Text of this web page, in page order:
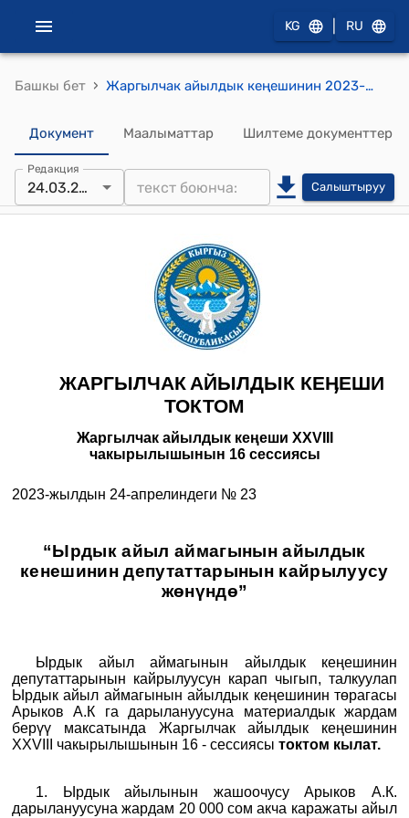
KG RU
Башкы бет › Жаргылчак айылдык кеңешинин 2023-жылдын 24-апрелиндеги № 23 “Ырдык айыл аймагынын айылдык кенешинин депутаттарынын кайрылуусу жөнүндө” токтому
Документ Маалыматтар Шилтеме документтер
Редакция
24.03.2023 Салыштыруу